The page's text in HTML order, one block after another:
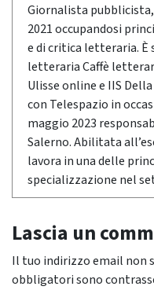
Giornalista
2021 occupandosi
e di critica letteraria. È
letteraria Caffè
Ulisse online e IIS
con Telespazio in
maggio 2023
Salerno. Abilitata
lavora in una delle
specializzazione nel
Lascia un
Il tuo indirizzo email non
obbligatori sono